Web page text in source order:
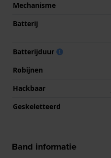
Mechanisme
Batterij
Batterijduur
Robijnen
Hackbaar
Geskeletteerd
Band informatie